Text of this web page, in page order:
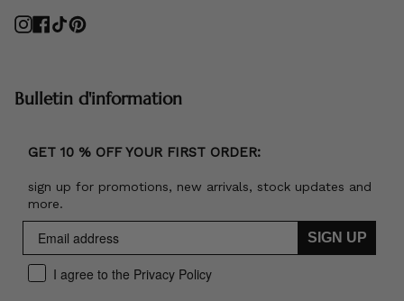
Instagram
Facebook
TikTokPinterest
Bulletin d'information
GET 10 % OFF YOUR FIRST ORDER:
sign up for promotions, new arrivals, stock updates and
more.
SIGN UP
I agree to the Privacy Policy